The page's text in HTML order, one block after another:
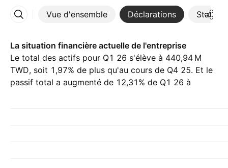
Vue d'ensemble Déclarations
Plus
La situation financière actuelle de l'entreprise
Le total des actifs pour Q1 26 s'élève à ‪440,94 M‬
TWD, soit 1,97% de plus qu'au cours de Q4 25. Et le
passif total a augmenté de 12,31% de Q1 26 à